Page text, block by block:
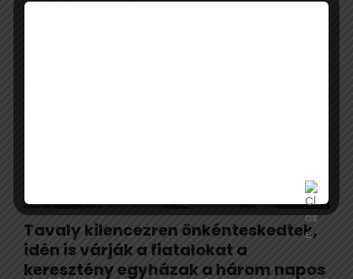
Tavaly kilencezren önkénteskedtek,
idén is várják a fiatalokat a
keresztény egyházak a három napos